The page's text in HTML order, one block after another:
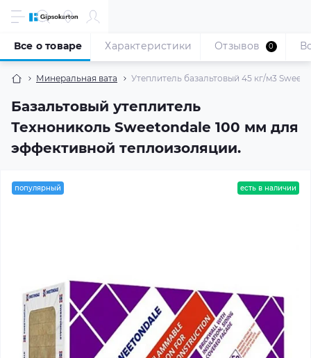
Минеральная вата Утеплитель базальтовый 45 кг/м3
Базальтовый утеплитель
Технониколь Sweetondale 100 мм для
эффективной теплоизоляции.
Все о товаре Характеристики Отзывов 0
популярный есть в наличии